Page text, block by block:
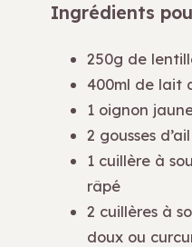
Ingrédients
250g de
400ml de lait
1 oignon
2 gousses
1 cuillère à
râpé
2 cuillères à
doux ou